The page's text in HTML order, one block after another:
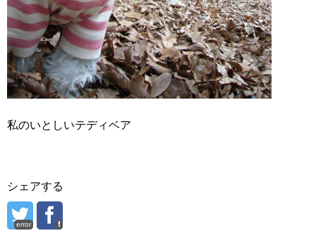
私のいとしいテディベア
シェアする
error